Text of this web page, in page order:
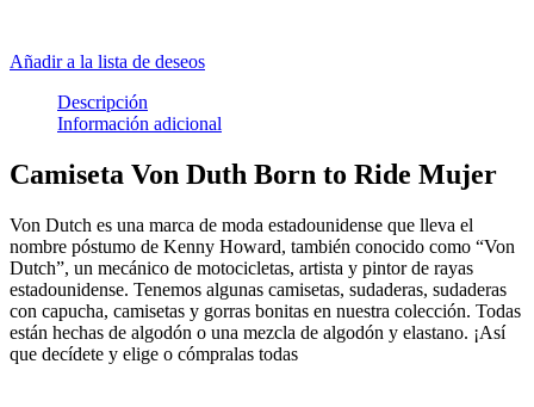
Añadir a la lista de deseos
Descripción
Información adicional
Camiseta Von Duth Born to Ride Mujer
Von Dutch es una marca de moda estadounidense que lleva el
nombre póstumo de Kenny Howard, también conocido como “Von
Dutch”, un mecánico de motocicletas, artista y pintor de rayas
estadounidense. Tenemos algunas camisetas, sudaderas, sudaderas
con capucha, camisetas y gorras bonitas en nuestra colección. Todas
están hechas de algodón o una mezcla de algodón y elastano. ¡Así
que decídete y elige o cómpralas todas